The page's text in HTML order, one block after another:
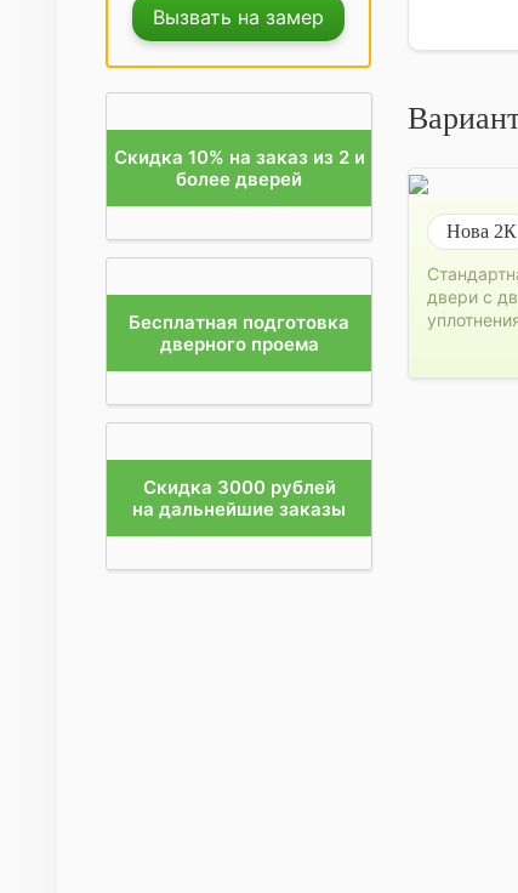
Нова 2К
двери с
Вызвать на замер
Скидка 10% на заказ из 2 и
более дверей
Бесплатная подготовка
дверного проема
Скидка 3000 рублей
на дальнейшие заказы